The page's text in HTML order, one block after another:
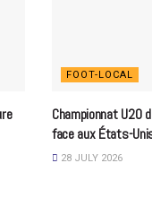
FOOT-LOCAL
Championnat U20
face aux États-
28 JULY 2026